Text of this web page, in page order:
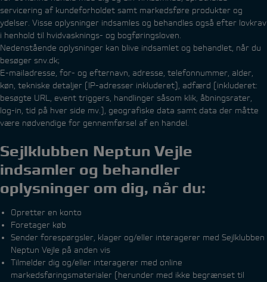
servicering af kundeforholdet samt markedsføre produkter og
ydelser. Visse oplysninger indsamles og behandles også efter lovkrav
i henhold til hvidvasknings- og bogføringsloven.
Nedenstående oplysninger kan blive indsamlet og behandlet, når du
besøger snv.dk;
E-mailadresse, for- og efternavn, adresse, telefonnummer, alder,
køn, tekniske detaljer (IP-adresser inkluderet), adfærd (inkluderet:
besøgte URL, event triggers, handlinger såsom klik, åbningsrater,
log-in, tid på hver side mv.), geografiske data samt data der måtte
være nødvendige for gennemførsel af en handel.
Sejlklubben Neptun Vejle
indsamler og behandler
oplysninger om dig, når du:
Opretter en konto
Foretager køb
Sender forespørgsler, klager og/eller interagerer med Sejlklubben
Neptun Vejle på anden vis
Tilmelder dig og/eller interagerer med online
markedsføringsmaterialer (herunder med ikke begrænset til